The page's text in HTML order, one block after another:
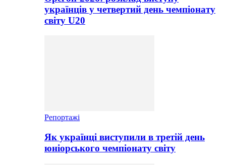
українців у четвертий день чемпіонату
світу U20
Репортажі
Як українці виступили в третій день
юніорського чемпіонату світу